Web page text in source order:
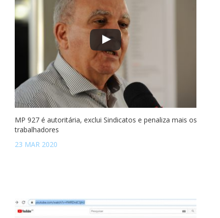
MP 927 é autoritária, exclui Sindicatos e penaliza mais os
trabalhadores
23 MAR 2020